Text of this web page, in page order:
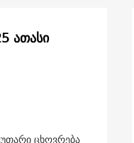
ათასი
ცხოვრება